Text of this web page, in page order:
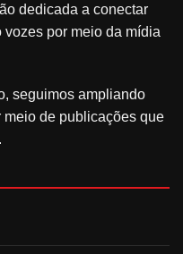
dedicada a conectar
por meio da mídia
seguimos ampliando
de publicações que